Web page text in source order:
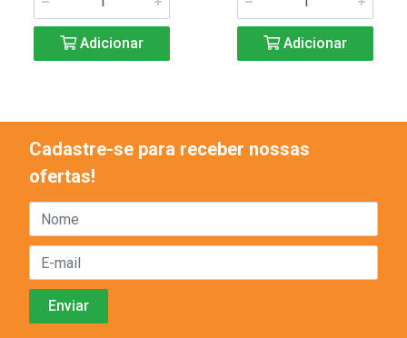
Adicionar Adicionar
Cadastre-se para receber nossas
ofertas!